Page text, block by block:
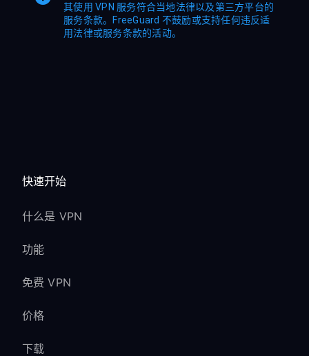
其使用 VPN 服务符合当地法律以及第三方平台的
服务条款。FreeGuard 不鼓励或支持任何违反适
用法律或服务条款的活动。
快速开始
什么是 VPN
功能
免费 VPN
价格
下载